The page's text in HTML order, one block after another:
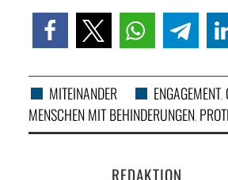
MITEINANDER ENGAGEMENT,
MENSCHEN MIT BEHINDERUNGEN,
REDAKTION